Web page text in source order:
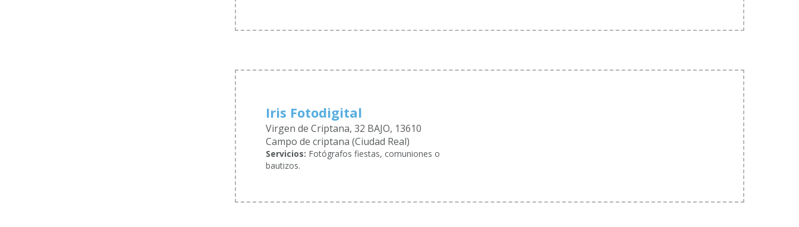
Iris Fotodigital
Virgen de Criptana, 32 BAJO, 13610
Campo de criptana (Ciudad Real)
Servicios: Fotógrafos fiestas, comuniones o
bautizos.